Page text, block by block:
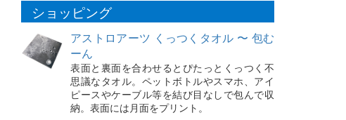
ショッピング
アストロアーツ くっつくタオル 〜 包む
ーん
表面と裏面を合わせるとぴたっとくっつく不
思議なタオル。ペットボトルやスマホ、アイ
ピースやケーブル等を結び目なしで包んで収
納。表面には月面をプリント。